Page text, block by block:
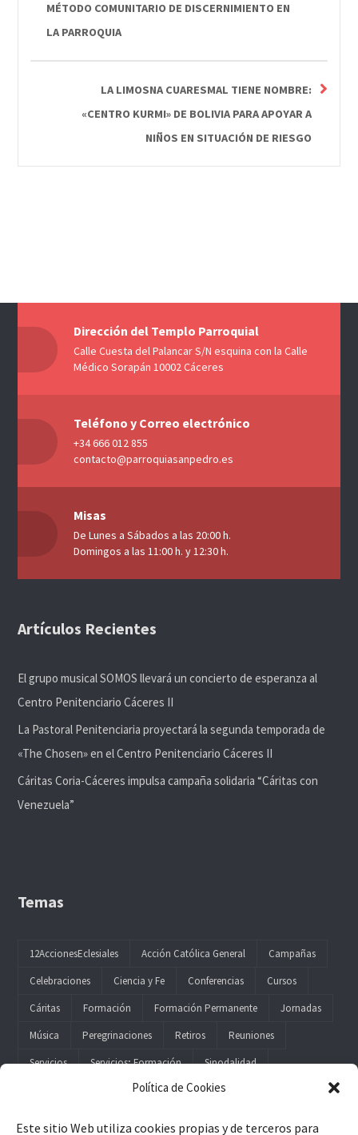
Política de Cookies
Este sitio Web utiliza cookies propias y de terceros para
MÉTODO COMUNITARIO DE DISCERNIMIENTO EN
LA PARROQUIA
LA LIMOSNA CUARESMAL TIENE NOMBRE:
«CENTRO KURMI» DE BOLIVIA PARA APOYAR A
NIÑOS EN SITUACIÓN DE RIESGO
Dirección del Templo Parroquial
Calle Cuesta del Palancar S/N esquina con la Calle
Médico Sorapán 10002 Cáceres
Teléfono y Correo electrónico
+34 666 012 855
contacto@parroquiasanpedro.es
Misas
De Lunes a Sábados a las 20:00 h.
Domingos a las 11:00 h. y 12:30 h.
Artículos Recientes
El grupo musical SOMOS llevará un concierto de esperanza al
Centro Penitenciario Cáceres II
La Pastoral Penitenciaria proyectará la segunda temporada de
«The Chosen» en el Centro Penitenciario Cáceres II
Cáritas Coria-Cáceres impulsa campaña solidaria “Cáritas con
Venezuela”
Temas
12AccionesEclesiales Acción Católica General
Campañas
Celebraciones
Ciencia y Fe Conferencias
Cursos
Cáritas
Formación Formación Permanente
Jornadas
Música
Peregrinaciones Retiros
Reuniones
Servicios
Servicios; Formación Sinodalidad